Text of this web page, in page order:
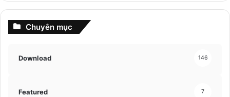
Chuyên mục
Download 146
Featured 7